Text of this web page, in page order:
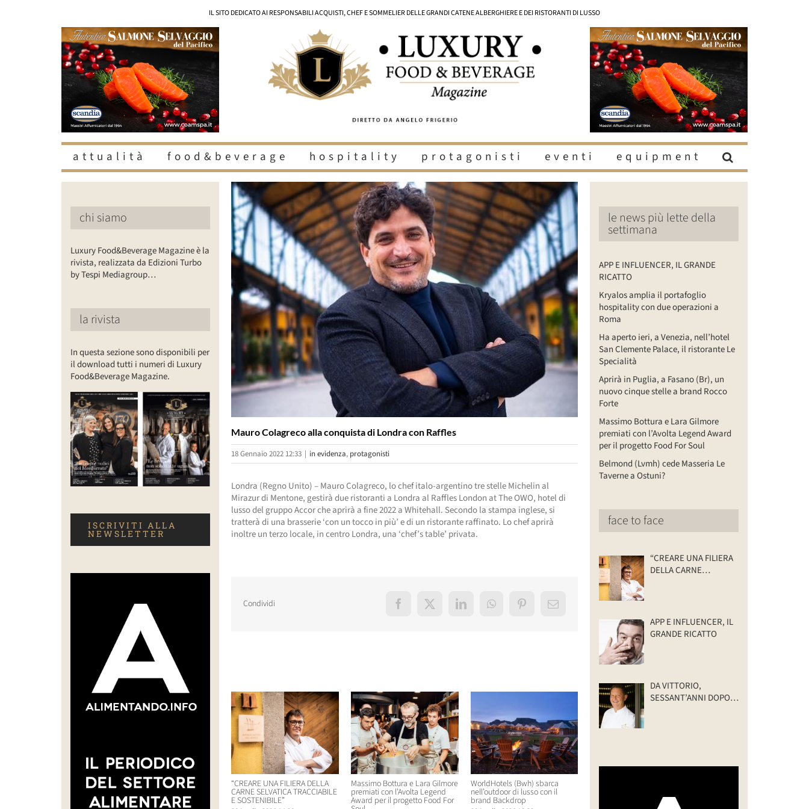
IL SITO DEDICATO AI RESPONSABILI ACQUISTI, CHEF E SOMMELIER DELLE GRANDI CATENE ALBERGHIERE E DEI RISTORANTI DI LUSSO
attualità food&beverage hospitality protagonisti eventi equipment
Ingrandisci
immagine
Mauro Colagreco alla conquista di Londra con Raffles
18 Gennaio 2022 12:33 | in evidenza, protagonisti
Londra (Regno Unito) – Mauro Colagreco, lo chef italo-argentino tre stelle Michelin al
Mirazur di Mentone, gestirà due ristoranti a Londra al Raffles London at The OWO, hotel di
lusso del gruppo Accor che aprirà a fine 2022 a Whitehall. Secondo la stampa inglese, si
tratterà di una brasserie ‘con un tocco in più’ e di un ristorante raffinato. Lo chef aprirà
inoltre un terzo locale, in centro Londra, una ‘chef’s table’ privata.
Condividi Facebook
X LinkedInWhatsAppPinterestEmail
“CREARE UNA FILIERA DELLA
CARNE SELVATICA TRACCIABILE
E SOSTENIBILE”
Massimo Bottura e Lara Gilmore
premiati con l’Avolta Legend
Award per il progetto Food For
WorldHotels (Bwh) sbarca
nell’outdoor di lusso con il
brand Backdrop
chi siamo
Luxury Food&Beverage Magazine è la
rivista, realizzata da Edizioni Turbo
by Tespi Mediagroup…
la rivista
In questa sezione sono disponibili per
il download tutti i numeri di Luxury
Food&Beverage Magazine.
ISCRIVITI ALLA
NEWSLETTER
le news più lette della
settimana
APP E INFLUENCER, IL GRANDE
RICATTO
Kryalos amplia il portafoglio
hospitality con due operazioni a
Roma
Ha aperto ieri, a Venezia, nell’hotel
San Clemente Palace, il ristorante Le
Specialità
Aprirà in Puglia, a Fasano (Br), un
nuovo cinque stelle a brand Rocco
Forte
Massimo Bottura e Lara Gilmore
premiati con l’Avolta Legend Award
per il progetto Food For Soul
Belmond (Lvmh) cede Masseria Le
Taverne a Ostuni?
face to face
“CREARE UNA FILIERA
DELLA CARNE
APP E INFLUENCER, IL
GRANDE RICATTO
DA VITTORIO,
SESSANT’ANNI DOPO: